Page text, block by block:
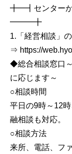
╋━┫センタ
━━━╋
1.「経営相談」
⇒ https://
◆総合相談窓口
に応じます～
○相談時間
平日の9時～12
融相談も対応。
○相談方法
来所、電話、フ